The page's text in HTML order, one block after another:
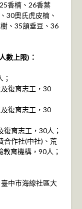
香楠、26香葉
30奧氏虎皮楠、
、35頷垂豆、36
數上限)：
復育志工，30
復育志工，30
育志工，30人；
合作社(中社)、荒
育機構，90人；
中市海線社區大